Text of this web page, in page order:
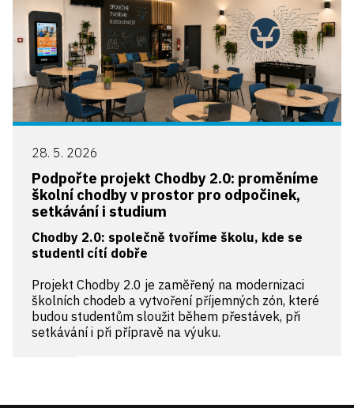
28. 5. 2026
Podpořte projekt Chodby 2.0: proměníme
školní chodby v prostor pro odpočinek,
setkávání i studium
Chodby 2.0: společně tvoříme školu, kde se
studenti cítí dobře
Projekt Chodby 2.0 je zaměřený na modernizaci
školních chodeb a vytvoření příjemných zón, které
budou studentům sloužit během přestávek, při
setkávání i při přípravě na výuku.